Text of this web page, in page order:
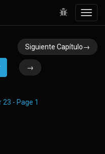
Siguiente Capítulo→
→